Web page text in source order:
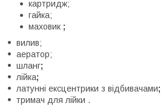
картридж;
гайка;
маховик ;
вилив;
аератор;
шланг;
лійка;
латунні ексцентрики з відбивачами;
тримач для лійки .